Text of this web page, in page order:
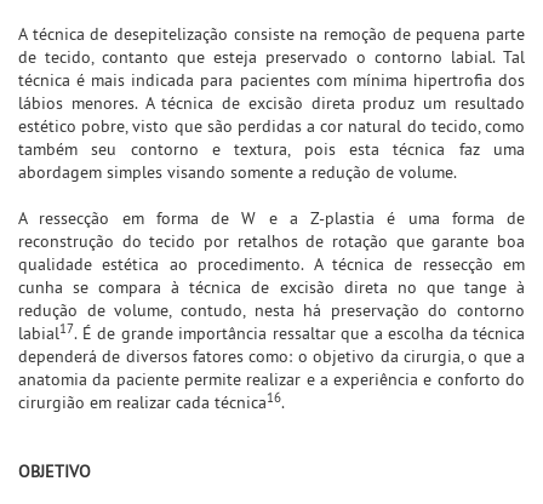
A técnica de desepitelização consiste na remoção de pequena parte
de tecido, contanto que esteja preservado o contorno labial. Tal
técnica é mais indicada para pacientes com mínima hipertrofia dos
lábios menores. A técnica de excisão direta produz um resultado
estético pobre, visto que são perdidas a cor natural do tecido, como
também seu contorno e textura, pois esta técnica faz uma
abordagem simples visando somente a redução de volume.
A ressecção em forma de W e a Z-plastia é uma forma de
reconstrução do tecido por retalhos de rotação que garante boa
qualidade estética ao procedimento. A técnica de ressecção em
cunha se compara à técnica de excisão direta no que tange à
redução de volume, contudo, nesta há preservação do contorno
labial17. É de grande importância ressaltar que a escolha da técnica
dependerá de diversos fatores como: o objetivo da cirurgia, o que a
anatomia da paciente permite realizar e a experiência e conforto do
cirurgião em realizar cada técnica16.
OBJETIVO